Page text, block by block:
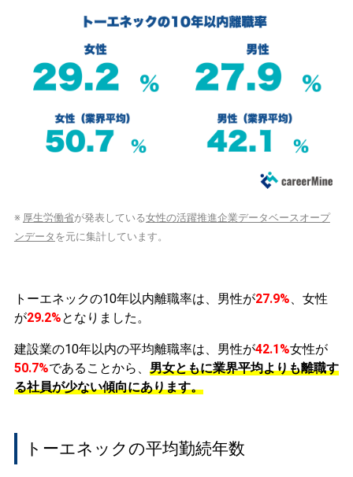
※ 厚生労働省が発表している女性の活躍推進企業データベースオープ
ンデータ を元に集計しています。
トーエネックの10年以内離職率は、男性が27.9%、女性
が29.2%となりました。
建設業の10年以内の平均離職率は、男性が42.1%女性が
50.7%であることから、 男女ともに業界平均よりも離職す
る社員が少ない傾向にあります。
トーエネックの平均勤続年数